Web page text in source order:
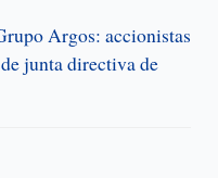
Argos: accionistas
junta directiva de